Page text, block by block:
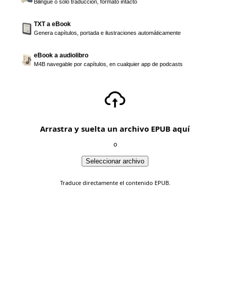
Bilingüe o solo traducción, formato intacto
TXT a eBook
Genera capítulos, portada e ilustraciones automáticamente
eBook a audiolibro
M4B navegable por capítulos, en cualquier app de podcasts
Arrastra y suelta un archivo EPUB aquí
o
Seleccionar archivo
Traduce directamente el contenido EPUB.